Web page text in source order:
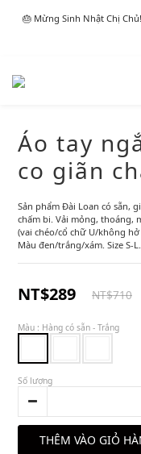
🎂 Mừng Sinh Nhật Chị
Áo tay
co giãn
Sản phẩm Đài Loan có sẵn,
chấm bi. Vải mỏng, thoáng,
(vai chéo/cổ chữ U/không
Màu đen/trắng/xám. Size S-
NT$289 NT$710
Màu : Hàng có sẵn - Trắng
Số lượng
THÊM VÀO GIỎ